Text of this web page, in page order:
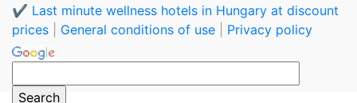
✔️ Last minute wellness hotels in Hungary at discount
prices
General conditions of use Privacy policy